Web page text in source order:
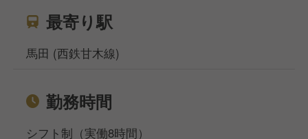
最寄り駅
馬田 (西鉄甘木線)
勤務時間
シフト制（実働8時間）